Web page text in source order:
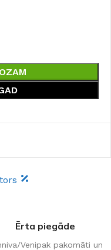
Ērta piegāde
Venipak pakomāti un